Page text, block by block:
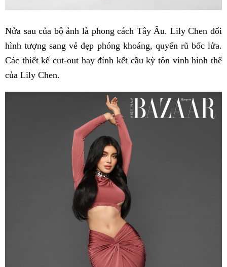
Nửa sau của bộ ảnh là phong cách Tây Âu. Lily Chen đổi
hình tượng sang vẻ đẹp phóng khoáng, quyến rũ bốc lửa.
Các thiết kế cut-out hay đính kết cầu kỳ tôn vinh hình thể
của Lily Chen.